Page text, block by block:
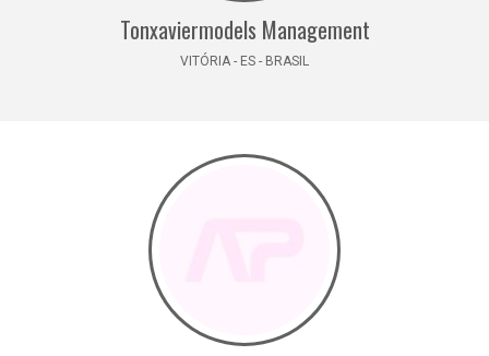
Tonxaviermodels Management
VITÓRIA - ES - BRASIL